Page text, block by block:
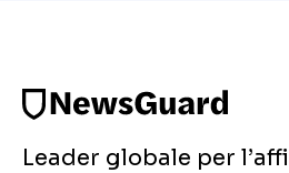
Leader globale per